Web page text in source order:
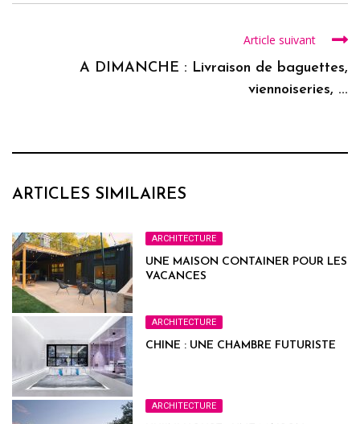
Article suivant
A DIMANCHE : Livraison de baguettes,
viennoiseries, ...
ARTICLES SIMILAIRES
ARCHITECTURE
UNE MAISON CONTAINER POUR LES
VACANCES
ARCHITECTURE
CHINE : UNE CHAMBRE FUTURISTE
ARCHITECTURE